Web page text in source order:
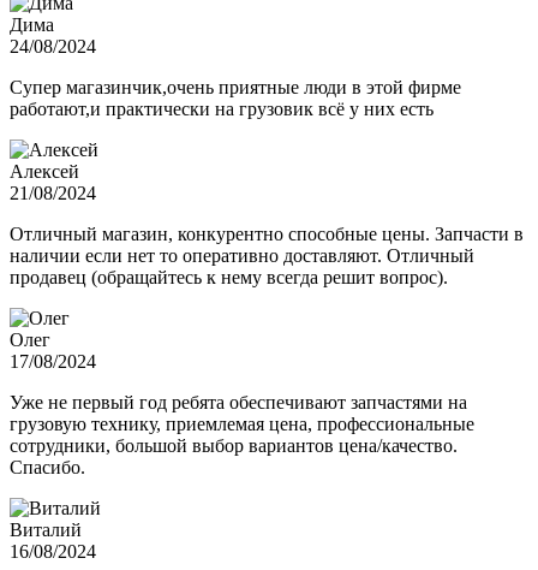
Дима
24/08/2024
Супер магазинчик,очень приятные люди в этой фирме
работают,и практически на грузовик всё у них есть
Алексей
21/08/2024
Отличный магазин, конкурентно способные цены. Запчасти в
наличии если нет то оперативно доставляют. Отличный
продавец (обращайтесь к нему всегда решит вопрос).
Олег
17/08/2024
Уже не первый год ребята обеспечивают запчастями на
грузовую технику, приемлемая цена, профессиональные
сотрудники, большой выбор вариантов цена/качество.
Спасибо.
Виталий
16/08/2024